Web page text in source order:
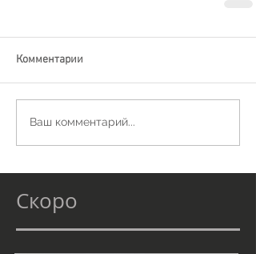
Комментарии
Ваш комментарий...
Скоро